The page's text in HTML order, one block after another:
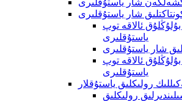
شار ياستۇقلىرى
شار ياستۇقلىرى
ئالاقە توپ
ياستۇقلىرى
شار ياستۇقلىرى
ئالاقە توپ
ياستۇقلىرى
رولىكلىق ياستۇقلار
رولىكلىق